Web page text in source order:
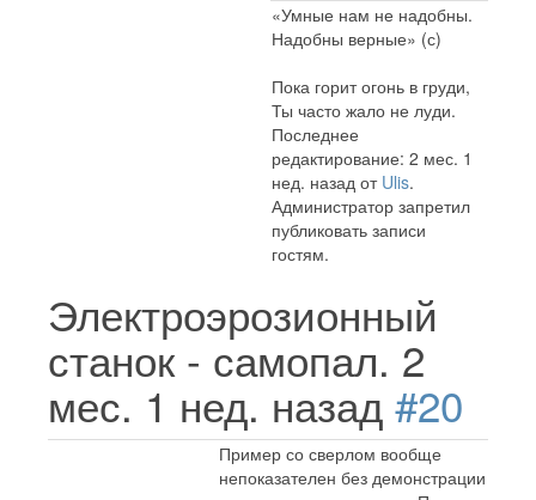
«Умные нам не надобны.
Надобны верные» (с)
Пока горит огонь в груди,
Ты часто жало не луди.
Последнее
редактирование: 2 мес. 1
нед. назад от Ulis.
Администратор запретил
публиковать записи
гостям.
Электроэрозионный
станок - самопал. 2
мес. 1 нед. назад #20
Пример со сверлом вообще
непоказателен без демонстрации